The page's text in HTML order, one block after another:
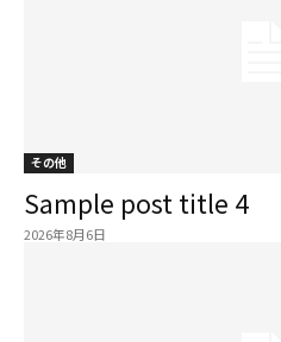
その他
Sample post title 4
2026年8月6日